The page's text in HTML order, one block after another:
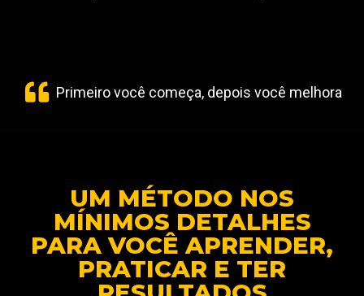
Primeiro você começa, depois você melhora
UM MÉTODO NOS
MÍNIMOS DETALHES
PARA VOCÊ APRENDER,
PRATICAR E TER